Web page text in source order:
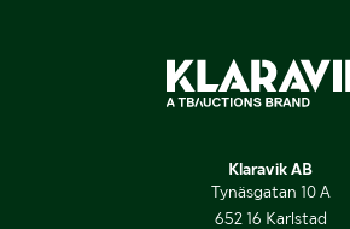
Klaravik AB
Tynäsgatan 10 A
652 16 Karlstad